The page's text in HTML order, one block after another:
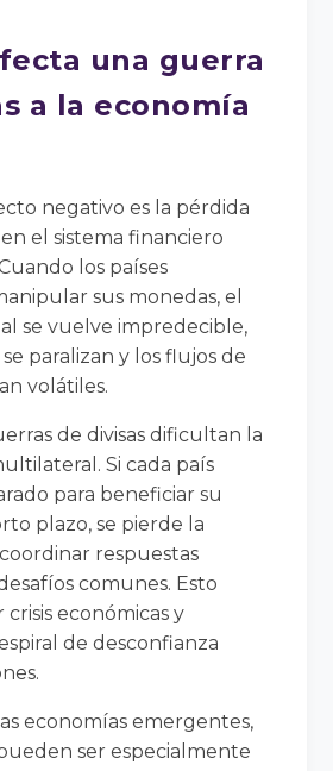
una guerra
a la economía
negativo es la pérdida
el sistema financiero
los países
sus monedas, el
se vuelve impredecible,
se paralizan y los flujos de
volátiles.
de divisas dificultan la
Si cada país
para beneficiar su
plazo, se pierde la
respuestas
comunes. Esto
económicas y
de desconfianza
economías emergentes,
ser especialmente